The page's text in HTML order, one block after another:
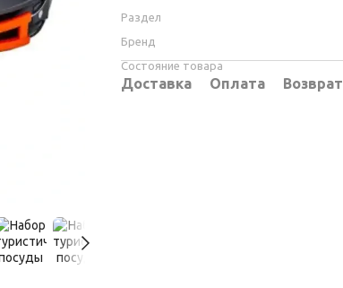
Раздел
Бренд
Состояние товара
Доставка Оплата Возврат